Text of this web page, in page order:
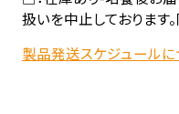
扱いを中止しております
製品発送スケジュールに